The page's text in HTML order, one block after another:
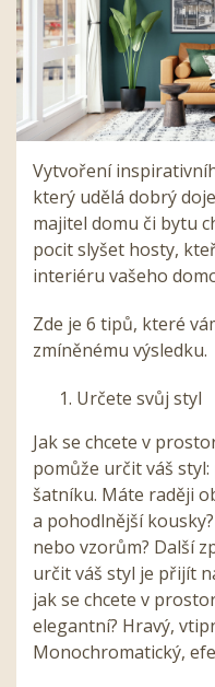
Vytvoření
který udělá dobrý
majitel domu či bytu
pocit slyšet hosty,
interiéru vašeho
Zde je 6 tipů, které
zmíněnému výsledku.
Určete svůj styl
Jak se chcete v
pomůže určit váš
šatníku. Máte raději
a pohodlnější
nebo vzorům? Další
určit váš styl je přijít
jak se chcete v
elegantní? Hravý,
Monochromatický,